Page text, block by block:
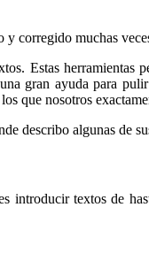
corregido muchas
Estas
gran ayuda para
que nosotros
describo algunas de
introducir textos de